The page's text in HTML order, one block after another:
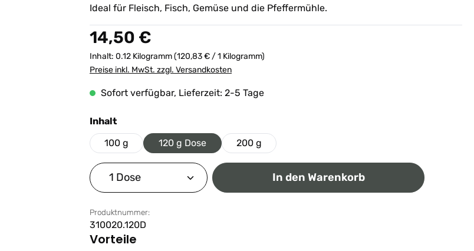
Ideal für Fleisch, Fisch, Gemüse und die Pfeffermühle.
Regulärer Preis:
14,50 €
Inhalt: 0.12 Kilogramm(120,83 € / 1 Kilogramm)
Preise inkl. MwSt. zzgl. Versandkosten
Sofort verfügbar, Lieferzeit: 2-5 Tage
Inhaltauswählen
100 g
120 g Dose 200 g
Produkt Anzahl: Gib den gewünschten Wert ein oder
In den Warenkorb
Produktnummer:
310020.120D
Vorteile